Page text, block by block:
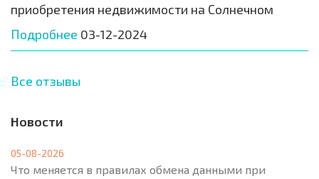
приобретения недвижимости на Солнечном
Подробнее 03-12-2024
Все отзывы
Новости
05-08-2026
Что меняется в правилах обмена данными при